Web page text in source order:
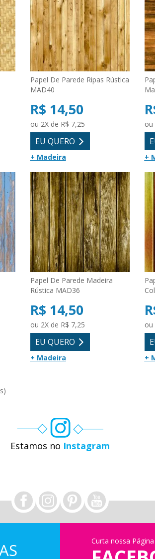
Papel De Parede Ripas Rústica
MAD40
R$ 14,50
ou 2X de R$ 7,25
EU QUERO
+ Madeira
ou
+
Papel De Parede Madeira
Rústica MAD36
R$ 14,50
ou 2X de R$ 7,25
EU QUERO
+ Madeira
ou
+
Estamos no Instagram
Curta nossa